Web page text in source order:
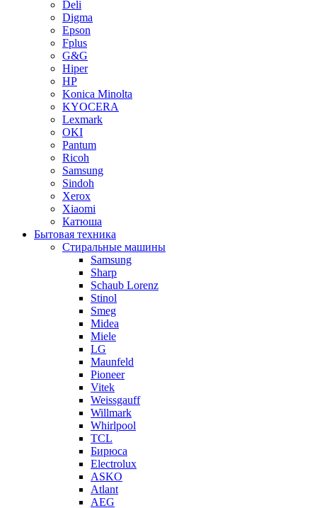
Deli
Digma
Epson
Fplus
G&G
Hiper
HP
Konica Minolta
KYOCERA
Lexmark
OKI
Pantum
Ricoh
Samsung
Sindoh
Xerox
Xiaomi
Катюша
Бытовая техника
Стиральные машины
Samsung
Sharp
Schaub Lorenz
Stinol
Smeg
Midea
Miele
LG
Maunfeld
Pioneer
Vitek
Weissgauff
Willmark
Whirlpool
TCL
Бирюса
Electrolux
ASKO
Atlant
AEG